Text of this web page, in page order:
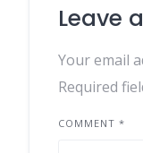
Leave
Your email
Required
COMMENT *